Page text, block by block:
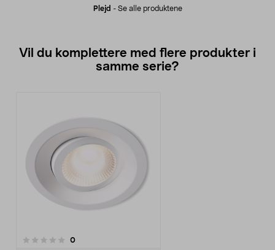
Plejd - Se alle produktene
Vil du komplettere med flere produkter i
samme serie?
0anmeldelser